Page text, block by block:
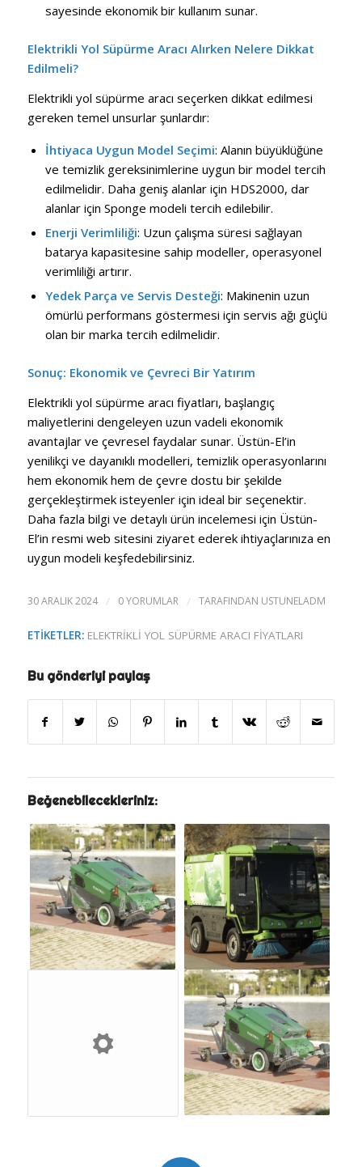
sayesinde ekonomik bir kullanım sunar.
Elektrikli Yol Süpürme Aracı Alırken Nelere Dikkat
Edilmeli?
Elektrikli yol süpürme aracı seçerken dikkat edilmesi
gereken temel unsurlar şunlardır:
İhtiyaca Uygun Model Seçimi: Alanın büyüklüğüne
ve temizlik gereksinimlerine uygun bir model tercih
edilmelidir. Daha geniş alanlar için HDS2000, dar
alanlar için Sponge modeli tercih edilebilir.
Enerji Verimliliği: Uzun çalışma süresi sağlayan
batarya kapasitesine sahip modeller, operasyonel
verimliliği artırır.
Yedek Parça ve Servis Desteği: Makinenin uzun
ömürlü performans göstermesi için servis ağı güçlü
olan bir marka tercih edilmelidir.
Sonuç: Ekonomik ve Çevreci Bir Yatırım
Elektrikli yol süpürme aracı fiyatları, başlangıç
maliyetlerini dengeleyen uzun vadeli ekonomik
avantajlar ve çevresel faydalar sunar. Üstün-El’in
yenilikçi ve dayanıklı modelleri, temizlik operasyonlarını
hem ekonomik hem de çevre dostu bir şekilde
gerçekleştirmek isteyenler için ideal bir seçenektir.
Daha fazla bilgi ve detaylı ürün incelemesi için Üstün-
El’in resmi web sitesini ziyaret ederek ihtiyaçlarınıza en
uygun modeli keşfedebilirsiniz.
30 ARALIK 2024 / 0 YORUMLAR / TARAFINDAN USTUNELADM
ETIKETLER: ELEKTRIKLI YOL SÜPÜRME ARACI FIYATLARI
Bu gönderiyi paylaş
Beğenebilecekleriniz: